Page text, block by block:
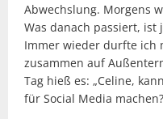
Abwechslung. Morgens
Was danach passiert, ist
Immer wieder durfte ich
zusammen auf
Tag hieß es: „Celine,
für Social Media